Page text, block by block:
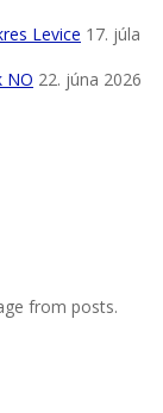
Levice 17. júla
NO 22. júna 2026
from posts.